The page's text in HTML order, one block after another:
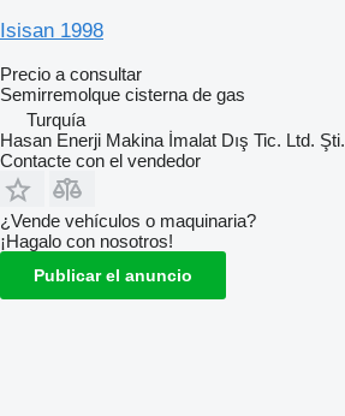
Isisan 1998
Precio a consultar
Semirremolque cisterna de gas
Turquía
Hasan Enerji Makina İmalat Dış Tic. Ltd. Şti.
Contacte con el vendedor
¿Vende vehículos o maquinaria?
¡Hagalo con nosotros!
Publicar el anuncio